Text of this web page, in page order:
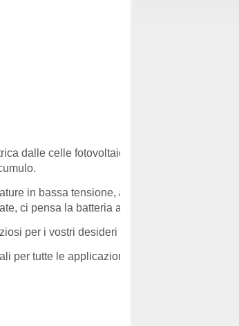
dalle celle fotovoltaiche del pannello
in bassa tensione, ad esempio lampade
ci pensa la batteria ad accumularla per
per i vostri desideri o progetti.
per tutte le applicazioni 12V, sistemi di